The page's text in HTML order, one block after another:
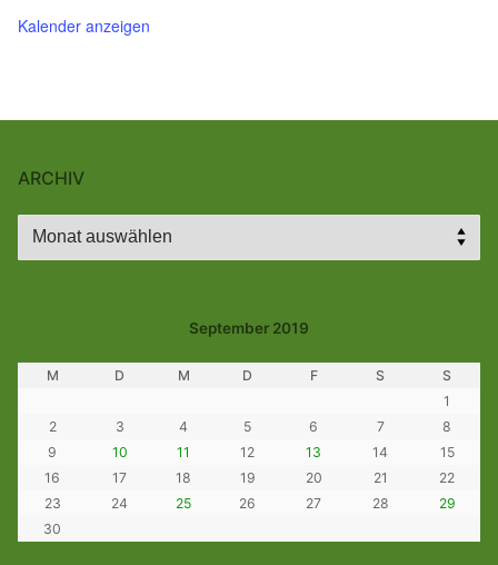
Kalender anzeigen
ARCHIV
Archiv
September 2019
M D M D F S
S
1
2
3 4 5 6 7
8
9
10 11 12 13 14
15
16
17 18 19 20 21
22
23
24 25 26 27 28
29
30